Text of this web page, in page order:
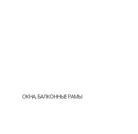
ОКНА, БАЛКОННЫЕ РАМЫ